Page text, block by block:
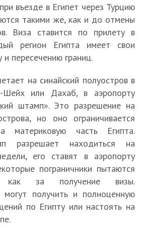
въезде в Египет через Турцию
такими же, как и до отмены
Виза ставится по прилету в
регион Египта имеет свои
и пересечению границ.
на синайский полуостров в
или Дахаб, в аэропорту
штамп». Это разрешение на
но оно ограничивается
материковую часть Египта.
разрешает находиться на
его ставят в аэропорту
пограничники пытаются
как за получение визы.
могут получить и полноценную
по Египту или настоять на